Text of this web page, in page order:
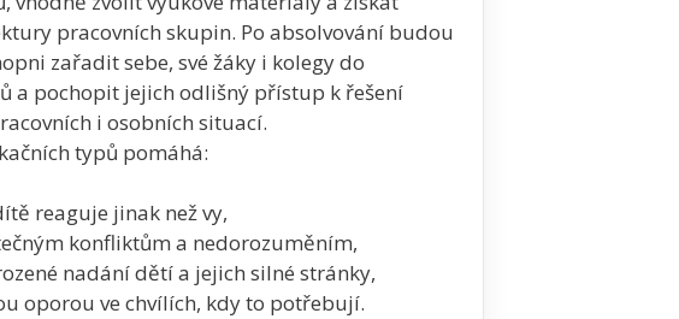
pracovních skupin. Po absolvování budou
zařadit sebe, své žáky i kolegy do
a pochopit jejich odlišný přístup k řešení
i osobních situací.
typů pomáhá:
reaguje jinak než vy,
konfliktům a nedorozuměním,
nadání dětí a jejich silné stránky,
oporou ve chvílích, kdy to potřebují.